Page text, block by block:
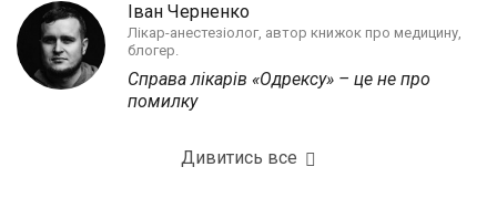
Іван Черненко
Лікар-анестезіолог, автор книжок про медицину,
блогер.
Справа лікарів «Одрексу» – це не про
помилку
Дивитись все